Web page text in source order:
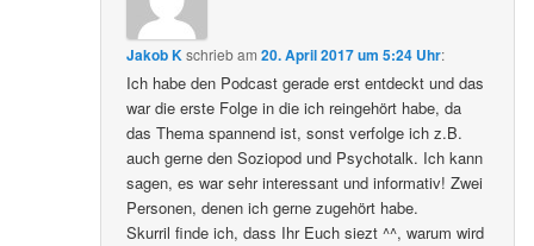
Jakob Kschriebam20. April 2017 um 5:24 Uhr:
Ich habe den Podcast gerade erst entdeckt und das
war die erste Folge in die ich reingehört habe, da
das Thema spannend ist, sonst verfolge ich z.B.
auch gerne den Soziopod und Psychotalk. Ich kann
sagen, es war sehr interessant und informativ! Zwei
Personen, denen ich gerne zugehört habe.
Skurril finde ich, dass Ihr Euch siezt ^^, warum wird